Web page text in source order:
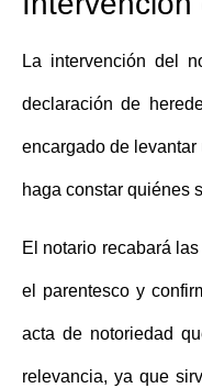
La intervención del
declaración de
encargado de
haga constar quiénes
El notario recabará
el parentesco y
acta de notoriedad
relevancia, ya que